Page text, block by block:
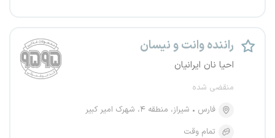
راننده وانت و نیسان
احیا نان ایرانیان
منقضی شده
فارس
شیراز، منطقه ۴، شهرک امیر کبیر
تمام وقت